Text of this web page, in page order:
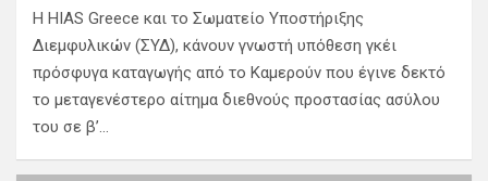
Η HIAS Greece και το Σωματείο Υποστήριξης
Διεμφυλικών (ΣΥΔ), κάνουν γνωστή υπόθεση γκέι
πρόσφυγα καταγωγής από το Καμερούν που έγινε δεκτό
το μεταγενέστερο αίτημα διεθνούς προστασίας ασύλου
του σε β’…